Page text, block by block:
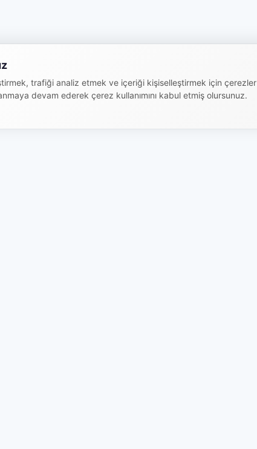
trafiği analiz etmek ve içeriği kişiselleştirmek için çerezler
devam ederek çerez kullanımını kabul etmiş olursunuz.